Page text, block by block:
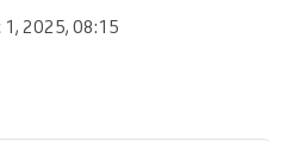
1, 2025, 08:15